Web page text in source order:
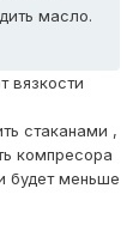
масло.
вязкости
стаканами ,
компресора
будет меньше